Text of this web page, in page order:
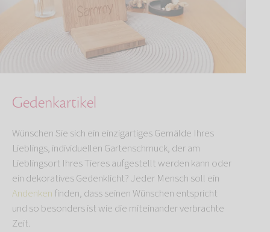
Gedenkartikel
Wünschen Sie sich ein einzigartiges Gemälde Ihres
Lieblings, individuellen Gartenschmuck, der am
Lieblingsort Ihres Tieres aufgestellt werden kann oder
ein dekoratives Gedenklicht? Jeder Mensch soll ein
Andenken finden, dass seinen Wünschen entspricht
und so besonders ist wie die miteinander verbrachte
Zeit.